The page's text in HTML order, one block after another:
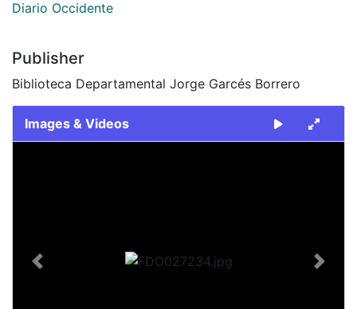
Diario Occidente
Publisher
Biblioteca Departamental Jorge Garcés Borrero
Images & Videos
Previous Next